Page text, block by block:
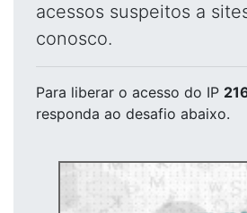
acessos suspeitos a
conosco.
Para liberar o acesso do IP
responda ao desafio abaixo.